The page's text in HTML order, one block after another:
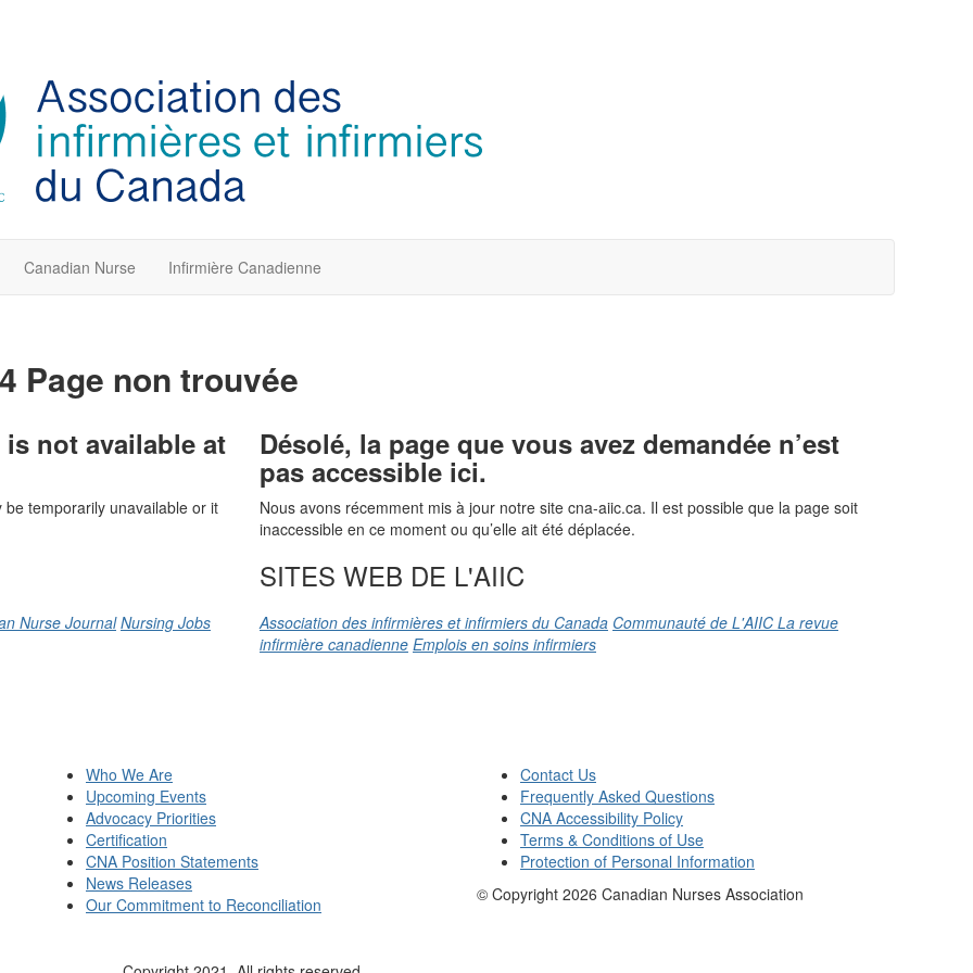
Canadian Nurse Infirmière Canadienne
Page non trouvée
not available at
temporarily unavailable or it
Nurse Journal Nursing Jobs
Désolé, la page que vous avez demandée n’est
pas accessible ici.
Nous avons récemment mis à jour notre site cna-aiic.ca. Il est possible que la page soit
inaccessible en ce moment ou qu’elle ait été déplacée.
SITES WEB DE L'AIIC
Association des infirmières et infirmiers du Canada Communauté de L'AIIC La revue
infirmière canadienne Emplois en soins infirmiers
Who We Are
Upcoming Events
Advocacy Priorities
Certification
CNA Position Statements
News Releases
Our Commitment to Reconciliation
Contact Us
Frequently Asked Questions
CNA Accessibility Policy
Terms & Conditions of Use
Protection of Personal Information
© Copyright 2026 Canadian Nurses Association